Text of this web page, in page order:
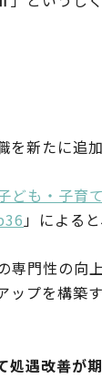
新たに追加
ども・子育
」によると
専門性の向
ップを構築
処遇改善が